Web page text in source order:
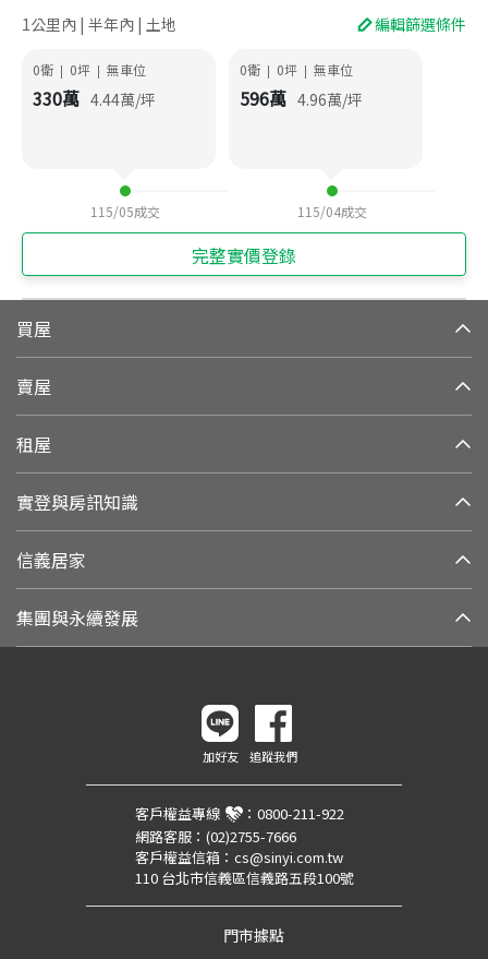
1公里內 | 半年內 | 土地 編輯篩選條件
0衛 | 0坪 | 無車位
330萬 4.44萬/坪
115/05成交
0衛 | 0坪 | 無車位
596萬 4.96萬/坪
115/04成交
完整實價登錄
買屋
賣屋
租屋
實登與房訊知識
信義居家
集團與永續發展
加好友 追蹤我們
客戶權益專線 ： 0800-211-922
網路客服： (02)2755-7666
客戶權益信箱： cs@sinyi.com.tw
110 台北市信義區信義路五段100號
門市據點